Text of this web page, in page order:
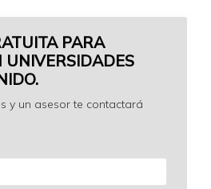
PARA
UNIVERSIDADES
y un asesor te contactará